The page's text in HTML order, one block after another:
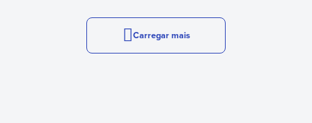
Carregar mais